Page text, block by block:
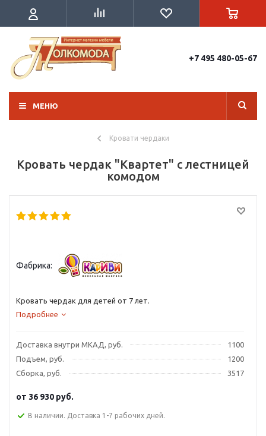
+7 495 480-05-67
МЕНЮ
Кровати чердаки
Кровать чердак "Квартет" с лестницей
комодом
Фабрика:
Кровать чердак для детей от 7 лет.
Подробнее
Доставка внутри МКАД, руб.
1100
Подъем, руб.
1200
Сборка, руб.
3517
от 36 930 руб.
В наличии. Доставка 1-7 рабочих дней.